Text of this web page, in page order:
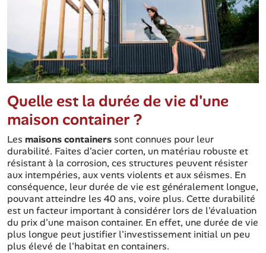
Quelle est la durée de vie d'une
maison container ?
Les maisons containerssont connues pour leur
durabilité. Faites d'acier corten, un matériau robuste et
résistant à la corrosion, ces structures peuvent résister
aux intempéries, aux vents violents et aux séismes. En
conséquence, leur durée de vie est généralement longue,
pouvant atteindre les 40 ans, voire plus. Cette durabilité
est un facteur important à considérer lors de l'évaluation
du prix d'une maison container. En effet, une durée de vie
plus longue peut justifier l'investissement initial un peu
plus élevé de l'habitat en containers.